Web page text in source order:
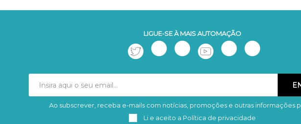
LIGUE-SE À MAIS AUTOMAÇÃO
Subscrever Remover
Ao subscrever, receba e-mails com notícias, promoções e outras informações
Li e aceito a Política de privacidade